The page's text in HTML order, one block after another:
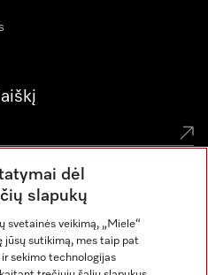
dėl
slapukų
svetainės veikimą, „Miele“
jūsų sutikimą, mes taip pat
sekimo technologijas